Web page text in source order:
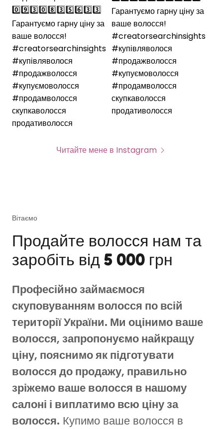
Читайте мене в Instagram
Вітаємо
Продайте волосся нам та
заробіть від 5 000 грн
Професійно займаємося
скуповуванням волосся по всій
території України. Ми оцінимо ваше
волосся, запропонуємо найкращу
ціну, пояснимо як підготувати
волосся до продажу, правильно
зріжемо ваше волосся в нашому
салоні і виплатимо всю ціну за
волосся. Купимо ваше волосся в